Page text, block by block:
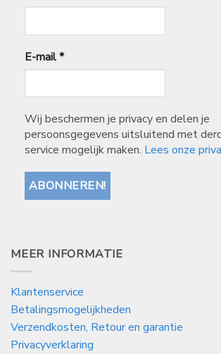
E-mail*
Wij beschermen je privacy en delen je
persoonsgegevens uitsluitend met
service mogelijk maken. Lees onze
MEER INFORMATIE
Klantenservice
Betalingsmogelijkheden
Verzendkosten, Retour en garantie
Privacyverklaring